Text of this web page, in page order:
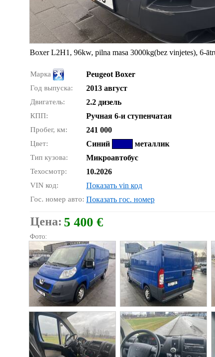
Boxer L2H1, 96kw, pilna masa 3000kg(bez vinjetes), 6-
Марка Peugeot Boxer
Год выпуска: 2013 август
Двигатель: 2.2 дизель
КПП: Ручная 6-и ступенчатая
Пробег, км: 241 000
Цвет: Синий металлик
Тип кузова: Микроавтобус
Техосмотр: 10.2026
VIN код: Показать vin код
Гос. номер авто: Показать гос. номер
Цена: 5 400 €
Фото: